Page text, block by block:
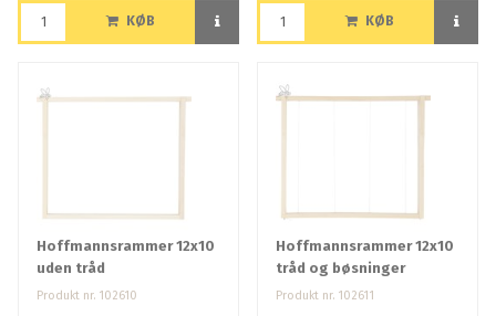
KØB KØB
Hoffmannsrammer 12x10
uden tråd
Produkt nr. 102610
Hoffmannsrammer 12x10
tråd og bøsninger
Produkt nr. 102611